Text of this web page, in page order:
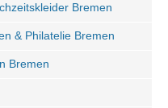
Bremen
& Philatelie Bremen
Bremen